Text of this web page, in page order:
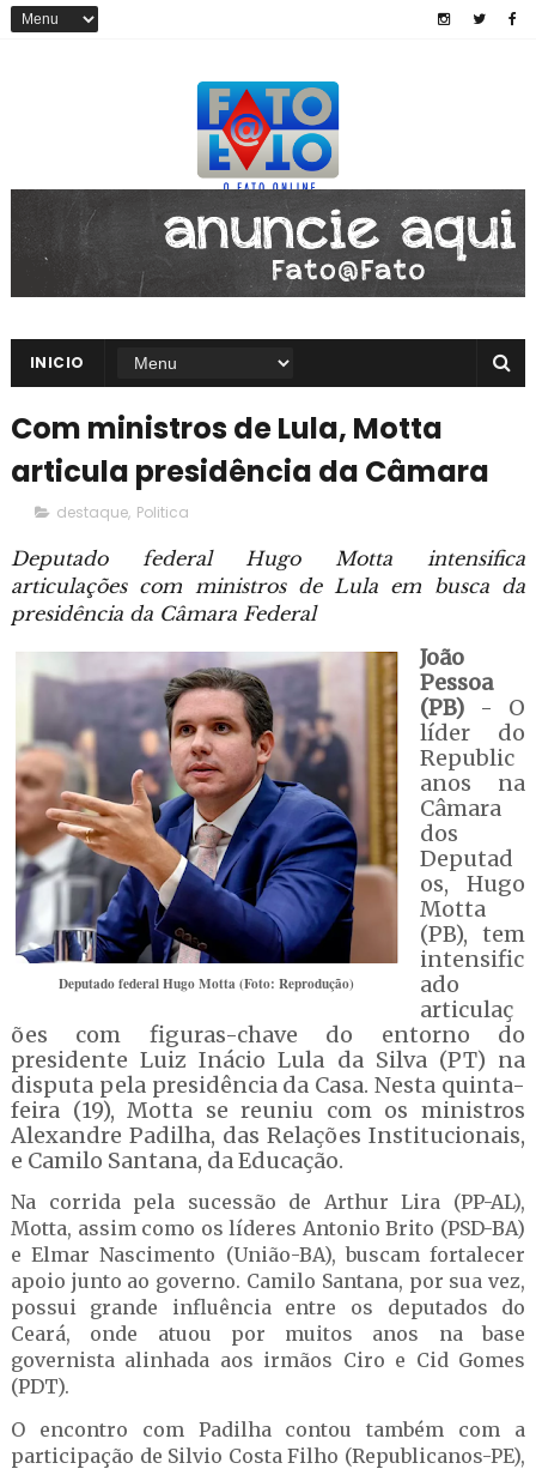
INICIO
Com ministros de Lula, Motta
articula presidência da Câmara
destaque, Politica
Deputado federal Hugo Motta intensifica
articulações com ministros de Lula em busca da
presidência da Câmara Federal
Deputado federal Hugo Motta (Foto: Reprodução)
João
Pessoa
(PB)- O
líder do
Republic
anos na
Câmara
dos
Deputad
os, Hugo
Motta
(PB), tem
intensific
ado
articulaç
ões com figuras-chave do entorno do
presidente Luiz Inácio Lula da Silva (PT) na
disputa pela presidência da Casa. Nesta quinta-
feira (19), Motta se reuniu com os ministros
Alexandre Padilha, das Relações Institucionais,
e Camilo Santana, da Educação.
Na corrida pela sucessão de Arthur Lira (PP-AL),
Motta, assim como os líderes Antonio Brito (PSD-BA)
e Elmar Nascimento (União-BA), buscam fortalecer
apoio junto ao governo. Camilo Santana, por sua vez,
possui grande influência entre os deputados do
Ceará, onde atuou por muitos anos na base
governista alinhada aos irmãos Ciro e Cid Gomes
(PDT).
O encontro com Padilha contou também com a
participação de Silvio Costa Filho (Republicanos-PE),